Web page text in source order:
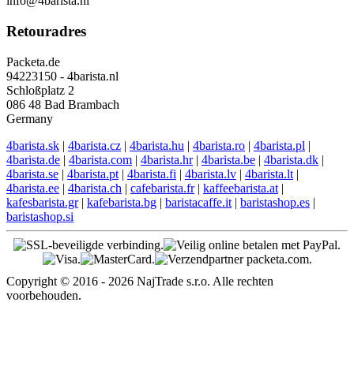
Retouradres
Packeta.de
94223150 - 4barista.nl
Schloßplatz 2
086 48 Bad Brambach
Germany
4barista.sk | 4barista.cz | 4barista.hu | 4barista.ro | 4barista.pl |
4barista.de | 4barista.com | 4barista.hr| 4barista.be | 4barista.dk |
4barista.se | 4barista.pt | 4barista.fi | 4barista.lv | 4barista.lt |
4barista.ee | 4barista.ch | cafebarista.fr| kaffeebarista.at |
kafesbarista.gr| kafebarista.bg | baristacaffe.it | baristashop.es |
baristashop.si
Copyright © 2016 - 2026 NajTrade s.r.o. Alle rechten
voorbehouden.